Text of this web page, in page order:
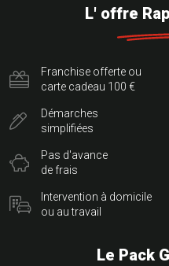
L' offre
Franchise offerte ou
carte cadeau 100 €
Démarches
simplifiées
Pas d'avance
de frais
Intervention à domicile
ou au travail
Le Pack